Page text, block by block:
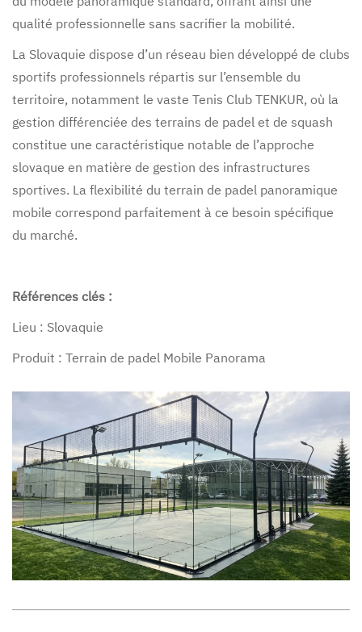
qualité professionnelle sans sacrifier la mobilité.
La Slovaquie dispose d’un réseau bien développé de clubs
sportifs professionnels répartis sur l’ensemble du
territoire, notamment le vaste Tenis Club TENKUR, où la
gestion différenciée des terrains de padel et de squash
constitue une caractéristique notable de l’approche
slovaque en matière de gestion des infrastructures
sportives. La flexibilité du terrain de padel panoramique
mobile correspond parfaitement à ce besoin spécifique
du marché.
Références clés :
Lieu : Slovaquie
Produit : Terrain de padel Mobile Panorama